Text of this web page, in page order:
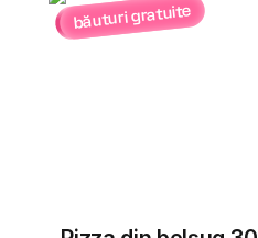
băuturi gratuite